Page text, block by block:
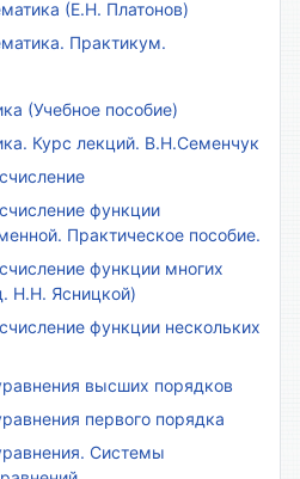
(Е.Н. Платонов)
Практикум.
(Учебное пособие)
Курс лекций. В.Н.Семенчук
функции
Практическое пособие.
функции многих
Н.Н. Ясницкой)
функции нескольких
высших порядков
первого порядка
Системы